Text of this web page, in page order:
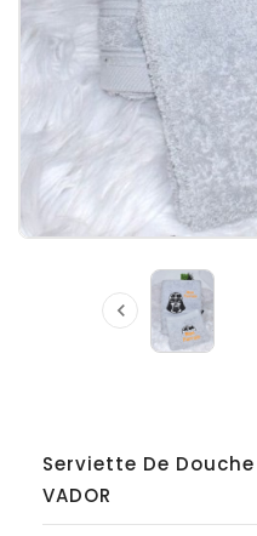

Serviette De Douche
VADOR